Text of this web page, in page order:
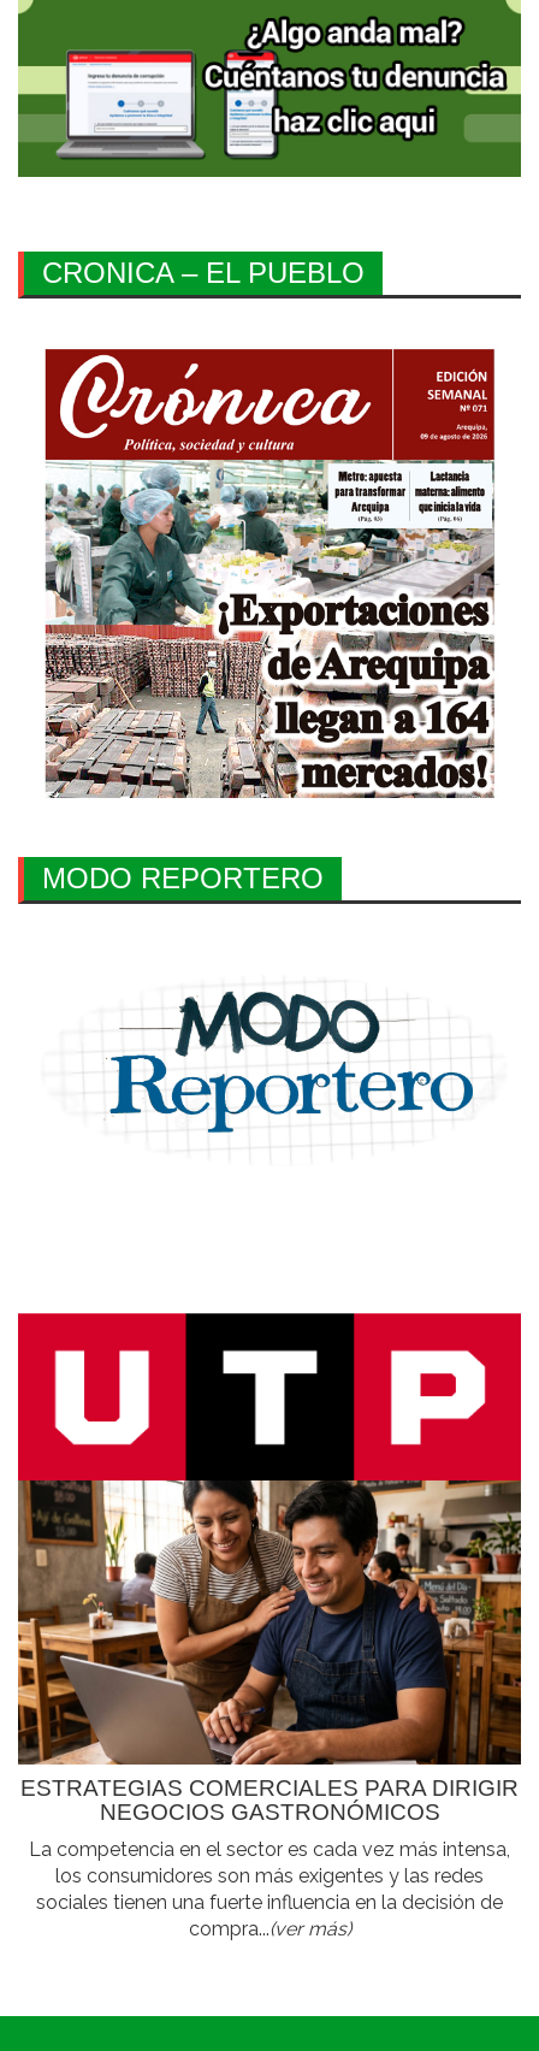
CRONICA – EL PUEBLO
MODO REPORTERO
ESTRATEGIAS COMERCIALES PARA DIRIGIR
NEGOCIOS GASTRONÓMICOS
La competencia en el sector es cada vez más intensa,
los consumidores son más exigentes y las redes
sociales tienen una fuerte influencia en la decisión de
compra...(ver más)